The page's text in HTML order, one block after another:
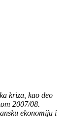
kriza, kao deo
2007/08.
ekonomiju i